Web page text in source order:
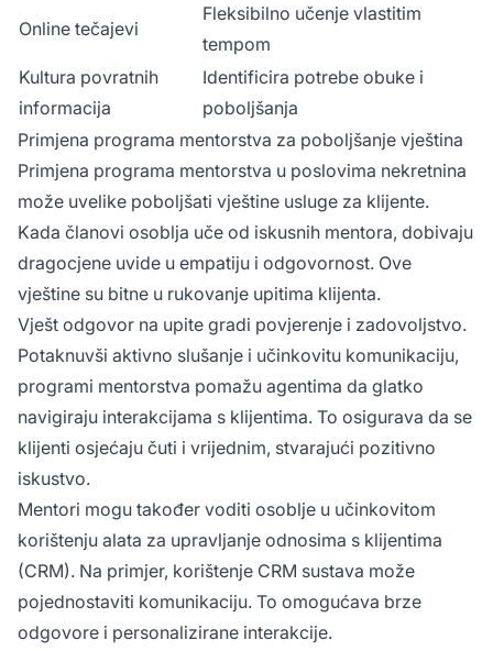
Online tečajevi
Fleksibilno učenje vlastitim
tempom
Kultura povratnih
informacija
Identificira potrebe obuke i
poboljšanja
Primjena programa mentorstva za poboljšanje vještina
Primjena programa mentorstva u poslovima nekretnina
može uvelike poboljšati vještine usluge za klijente.
Kada članovi osoblja uče od iskusnih mentora, dobivaju
dragocjene uvide u empatiju i odgovornost. Ove
vještine su bitne u rukovanje upitima klijenta.
Vješt odgovor na upite gradi povjerenje i zadovoljstvo.
Potaknuvši aktivno slušanje i učinkovitu komunikaciju,
programi mentorstva pomažu agentima da glatko
navigiraju interakcijama s klijentima. To osigurava da se
klijenti osjećaju čuti i vrijednim, stvarajući pozitivno
iskustvo.
Mentori mogu također voditi osoblje u učinkovitom
korištenju alata za upravljanje odnosima s klijentima
(CRM). Na primjer, korištenje CRM sustava može
pojednostaviti komunikaciju. To omogućava brze
odgovore i personalizirane interakcije.